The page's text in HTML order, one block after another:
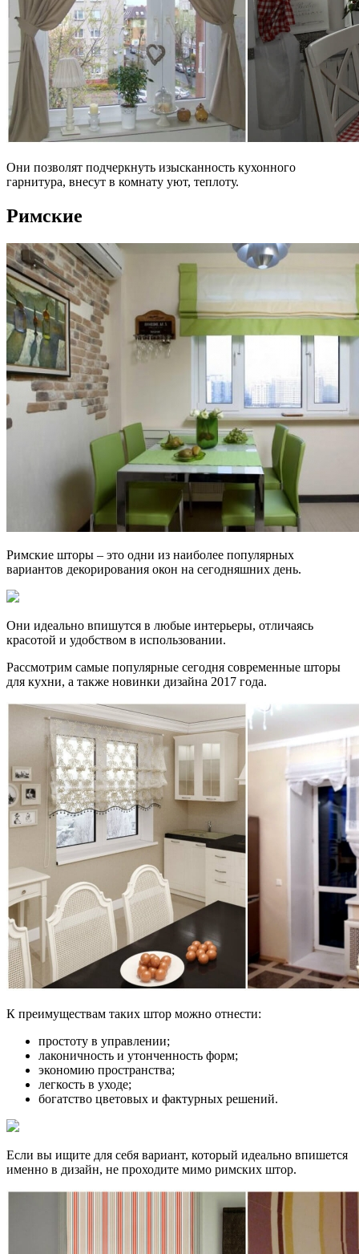
Они позволят подчеркнуть изысканность кухонного
гарнитура, внесут в комнату уют, теплоту.
Римские
Римские шторы – это одни из наиболее популярных
вариантов декорирования окон на сегодняшних день.
Они идеально впишутся в любые интерьеры, отличаясь
красотой и удобством в использовании.
Рассмотрим самые популярные сегодня современные шторы
для кухни, а также новинки дизайна 2017 года.
К преимуществам таких штор можно отнести:
простоту в управлении;
лаконичность и утонченность форм;
экономию пространства;
легкость в уходе;
богатство цветовых и фактурных решений.
Если вы ищите для себя вариант, который идеально впишется
именно в дизайн, не проходите мимо римских штор.